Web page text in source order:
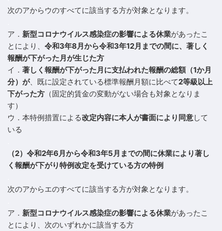
次のアからウのすべてに該当する方が対象となります。
ア． 新型コロナウイルス感染症の影響による休業があったこ
とにより、 令和3年8月から令和3年12月までの間に、著しく
報酬が下がった月が生じた方
イ． 著しく報酬が下がった月に支払われた報酬の総額（1か月
分）が、既に設定されている標準報酬月額に比べて2等級以上
下がった方 （固定的賃金の変動がない場合も対象となりま
す）
ウ．本特例措置による改定内容に本人が書面により同意して
いる
（2）令和2年6月から令和3年5月までの間に休業により著し
く報酬が下がり特例改定を受けている方の特例
次のアからエのすべてに該当する方が対象となります。
ア． 新型コロナウイルス感染症の影響による休業があったこ
とにより、次のいずれかに該当する方